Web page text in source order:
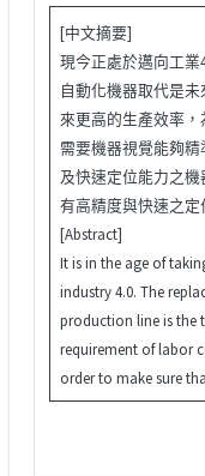
[中文摘要]
現今正處於邁向工業
自動化機器取代是
來更高的生產效率，
需要機器視覺能夠
及快速定位能力之
有高精度與快速之定
[Abstract]
It is in the age of
industry 4.0. The
production line is the
requirement of labor
order to make sure